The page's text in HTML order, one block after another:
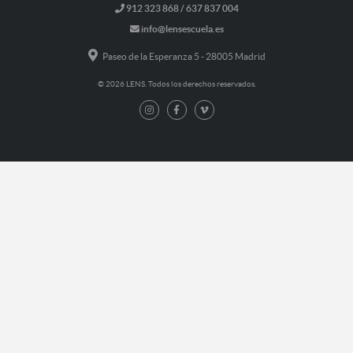
912 323 868 / 637 837 004
info@lensescuela.es
Paseo de la Esperanza 5 - 28005 Madrid
© 2026 LENS. Todos los derechos reservados.